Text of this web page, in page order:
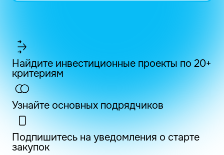
Найдите инвестиционные проекты по 20+
критериям
Узнайте основных подрядчиков
Подпишитесь на уведомления о старте
закупок